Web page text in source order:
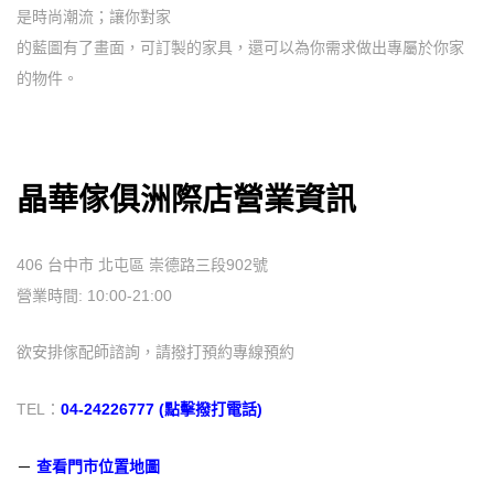
是時尚潮流；讓你對家
的藍圖有了畫面，可訂製的家具，還可以為你需求做出專屬於你家
的物件。
晶華傢俱洲際店營業資訊
406 台中市 北屯區 崇德路三段902號
營業時間: 10:00-21:00
欲安排傢配師諮詢，請撥打預約專線預約
TEL： 04-24226777 (點擊撥打電話)
－ 查看門市位置地圖